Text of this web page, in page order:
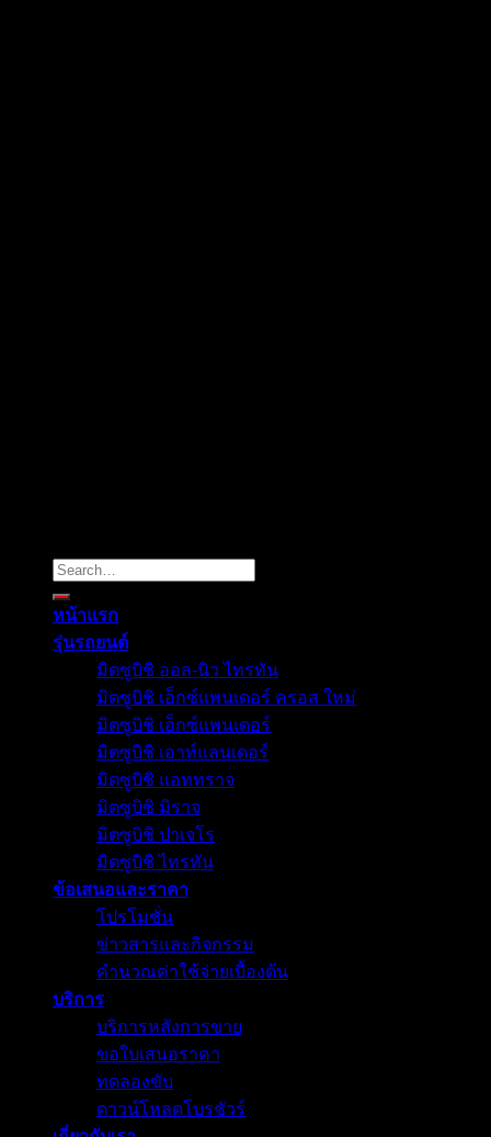
Search
for:
หน้าแรก
รุ่นรถยนต์
มิตซูบิชิ ออล-นิว ไทรทัน
มิตซูบิชิ เอ็กซ์แพนเดอร์ ครอส ใหม่
มิตซูบิชิ เอ็กซ์แพนเดอร์
มิตซูบิชิ เอาท์แลนเดอร์
มิตซูบิชิ แอททราจ
มิตซูบิชิ มิราจ
มิตซูบิชิ ปาเจโร
มิตซูบิชิ ไทรทัน
ข้อเสนอและราคา
โปรโมชั่น
ข่าวสารและกิจกรรม
คำนวณค่าใช้จ่ายเบื้องต้น
บริการ
บริการหลังการขาย
ขอใบเสนอราคา
ทดลองขับ
ดาวน์โหลดโบรชัวร์